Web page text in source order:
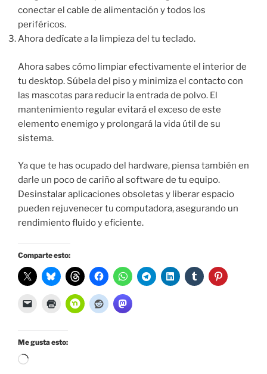
conectar el cable de alimentación y todos los
periféricos.
Ahora dedícate a la limpieza del tu teclado.
Ahora sabes cómo limpiar efectivamente el interior de
tu desktop. Súbela del piso y minimiza el contacto con
las mascotas para reducir la entrada de polvo. El
mantenimiento regular evitará el exceso de este
elemento enemigo y prolongará la vida útil de su
sistema.
Ya que te has ocupado del hardware, piensa también en
darle un poco de cariño al software de tu equipo.
Desinstalar aplicaciones obsoletas y liberar espacio
pueden rejuvenecer tu computadora, asegurando un
rendimiento fluido y eficiente.
Comparte esto:
Me gusta esto:
Cargando...